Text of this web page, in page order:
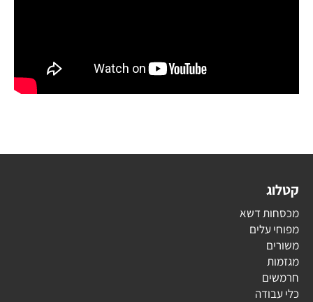
קטלוג
מכסחות דשא
מפוחי עלים
משורים
מגזמות
חרמשים
כלי עבודה